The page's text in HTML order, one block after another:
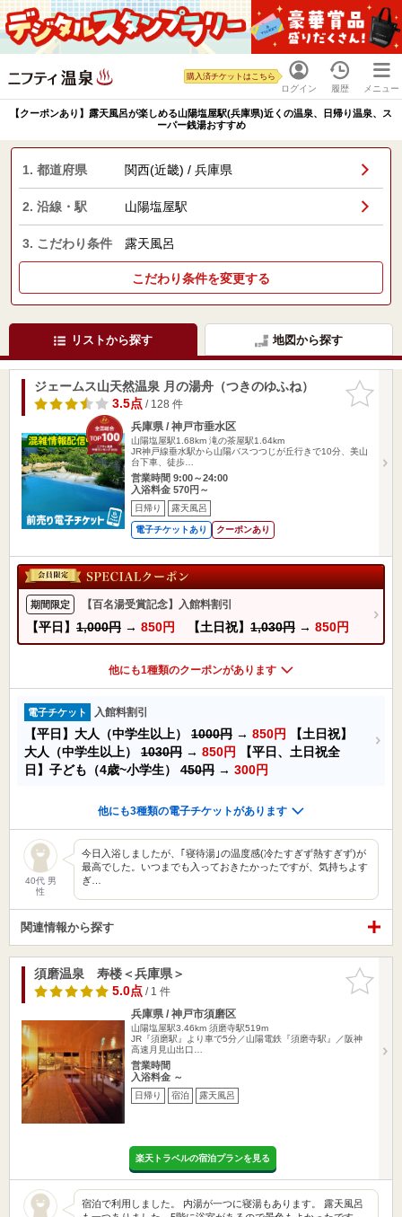
ログイン
購入済チケットはこちら
履歴 メニュー
【クーポンあり】露天風呂が楽しめる山陽塩屋駅(兵庫県)近くの温泉、日帰り温泉、ス
ーパー銭湯おすすめ
1. 都道府県 関西(近畿) / 兵庫県
2. 沿線・駅 山陽塩屋駅
3. こだわり条件 露天風呂
こだわり条件を変更する
リストから探す 地図から探す
お気に入
りに追加
ジェームス山天然温泉 月の湯舟（つきのゆふね）
3.5点/ 128 件
兵庫県 / 神戸市垂水区
山陽塩屋駅1.68km 滝の茶屋駅1.64km
JR神戸線垂水駅から山陽バスつつじが丘行きで10分、美山
台下車、徒歩…
営業時間 9:00～24:00
入浴料金 570円～
日帰り 露天風呂
電子チケットあり クーポンあり
期間限定 【百名湯受賞記念】入館料割引
【平日】 1,000円 → 850円 【土日祝】 1,030円 → 850円
他にも1種類のクーポンがあります
電子チケット 入館料割引
【平日】大人（中学生以上） 1000円 → 850円
【土日祝】
大人（中学生以上） 1030円 → 850円
【平日、土日祝全
日】子ども（4歳~小学生） 450円 → 300円
他にも3種類の電子チケットがあります
40代 男
性
今日入浴しましたが、｢寝待湯｣の温度感(冷たすぎず熱すぎず)が
最高でした。いつまでも入っておきたかったですが、気持ちよす
ぎ…
関連情報から探す
お気に入
りに追加
須磨温泉 寿楼＜兵庫県＞
5.0点/ 1 件
兵庫県 / 神戸市須磨区
山陽塩屋駅3.46km 須磨寺駅519m
JR『須磨駅』より車で5分／山陽電鉄『須磨寺駅』／阪神
高速月見山出口…
営業時間
入浴料金 ～
日帰り 宿泊 露天風呂
楽天トラベルの宿泊プランを見る
宿泊で利用しました。 内湯が一つに寝湯もあります。 露天風呂